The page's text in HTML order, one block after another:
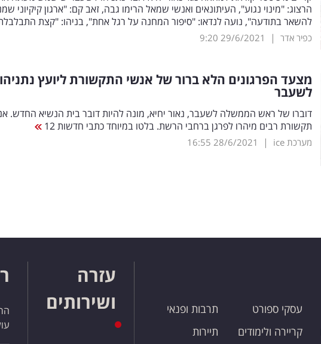
הרצוג: "מינוי נגוע", העיתונאים ואנשי שמאל הרימו גבה, זאב קם: "ארגון קיקיוני
להשאר בתודעה", נועה לנדאו: "סיפור המחנה על רגל אחת", בניהו: "קצת
כפיר אדר |
29/6/2021
9:20
מצעד הפרגונים הלא ברור של אנשי התקשורת ליועץ נתניהו
לשעבר
דוברו של ראש הממשלה לשעבר, נאור יחיא, מונה להיות דובר בית הנשיא החדש.
תקשורת רבים מיהרו לפרגן ברחבי הרשת. בלטו במיוחד כתבי חדשות 12
מערכת ice |
28/6/2021
16:55
עסקי ספורט
קריירה ולימודים
תרבות ופנאי
תיירות
עזרה
ושירותים